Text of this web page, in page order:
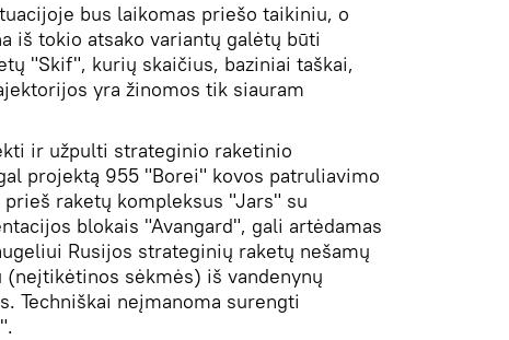
bus laikomas priešo taikiniu, o
iš tokio atsako variantų galėtų būti
"Skif", kurių skaičius, baziniai taškai,
yra žinomos tik siauram
ir užpulti strateginio raketinio
projektą 955 "Borei" kovos patruliavimo
raketų kompleksus "Jars" su
blokais "Avangard", gali artėdamas
Rusijos strateginių raketų nešamų
sėkmės) iš vandenynų
Techniškai neįmanoma surengti